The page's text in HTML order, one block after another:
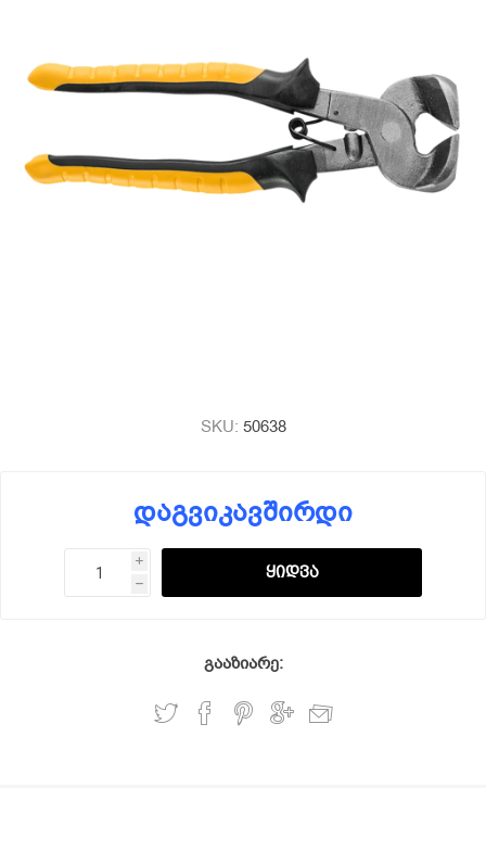
SKU: 50638
დაგვიკავშირდი
i
h
გააზიარე: